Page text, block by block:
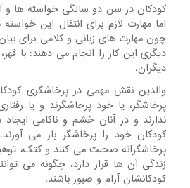
کودکان در سن دو سالگی خواسته ها و
اما مهارت لازم برای انتقال این
چون مهارت های زبانی و کلامی برای
دیگری این کار را انجام می دهند: با
دیگران.
والدین نقش مهمی در پرخاشگری
پرخاشگر، یا خود پرخاشگرند و یا
ندارند و در آنان خشم و ناکامی
کودکان خود را پرخاشگر بار می
پرخاشگرانه صحبت می کنند و کتک،
زندگی آن ها قرار دارد، چگونه می
کودکانشان آرام و صبور باشند.